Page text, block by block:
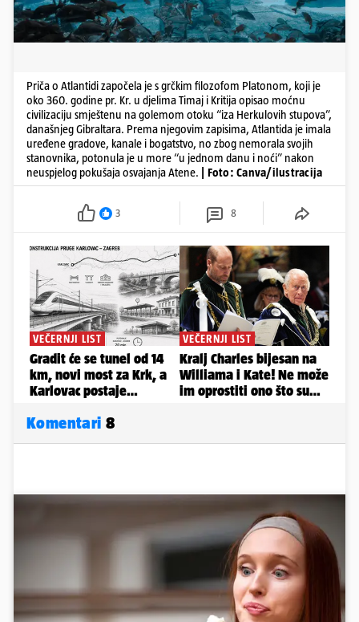
Priča o Atlantidi započela je s grčkim filozofom Platonom, koji je
oko 360. godine pr. Kr. u djelima Timaj i Kritija opisao moćnu
civilizaciju smještenu na golemom otoku “iza Herkulovih stupova”,
današnjeg Gibraltara. Prema njegovim zapisima, Atlantida je imala
uređene gradove, kanale i bogatstvo, no zbog nemorala svojih
stanovnika, potonula je u more “u jednom danu i noći” nakon
neuspjelog pokušaja osvajanja Atene.
| Foto: Canva/ilustracija
3 8
Komentari 8